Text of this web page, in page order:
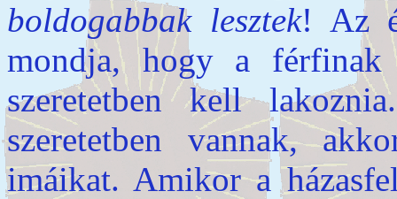
boldogabbak lesztek! Az
mondja, hogy a férfinak
szeretetben kell
szeretetben vannak,
imáikat. Amikor a